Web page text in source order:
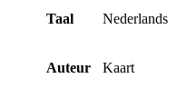
Taal Nederlands
Auteur Kaart